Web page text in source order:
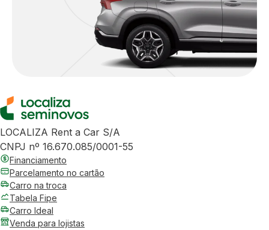
LOCALIZA Rent a Car S/A
CNPJ nº 16.670.085/0001-55
Financiamento
Parcelamento no cartão
Carro na troca
Tabela Fipe
Carro Ideal
Venda para lojistas